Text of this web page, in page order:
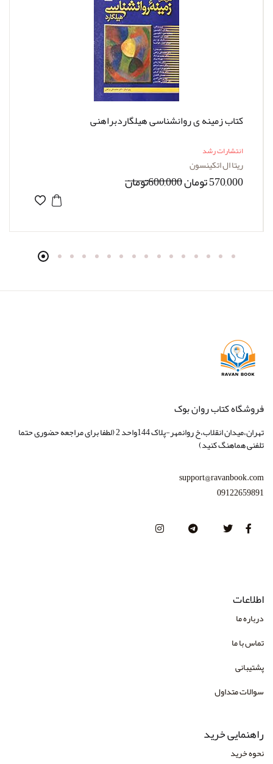
کتاب زمینه ی روانشناسی هیلگاردبراهنی
انتشارات رشد
ریتا ال اتکینسون
570,000 تومان 600,000تومان
فروشگاه کتاب روان بوک
تهران،میدان انقلاب،خ روانمهر-پلاک 144واحد 2 (لطفا برای مراجعه حضوری حتما
تلفنی هماهنگ کنید)
support@ravanbook.com
09122659891
اطلاعات
درباره ما
تماس با ما
پشتیبانی
سوالات متداول
راهنمایی خرید
نحوه خرید